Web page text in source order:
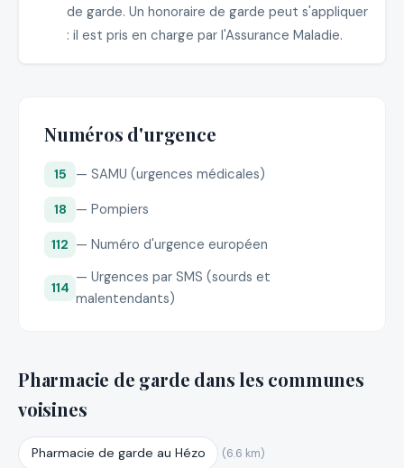
de garde. Un honoraire de garde peut s'appliquer
: il est pris en charge par l'Assurance Maladie.
Numéros d'urgence
15 — SAMU (urgences médicales)
18 — Pompiers
112 — Numéro d'urgence européen
114
— Urgences par SMS (sourds et
malentendants)
Pharmacie de garde dans les communes
voisines
Pharmacie de garde au Hézo (6.6 km)